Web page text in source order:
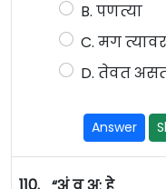
B. पणत्या
C. मग त्यावर
D. तेवत
Answer